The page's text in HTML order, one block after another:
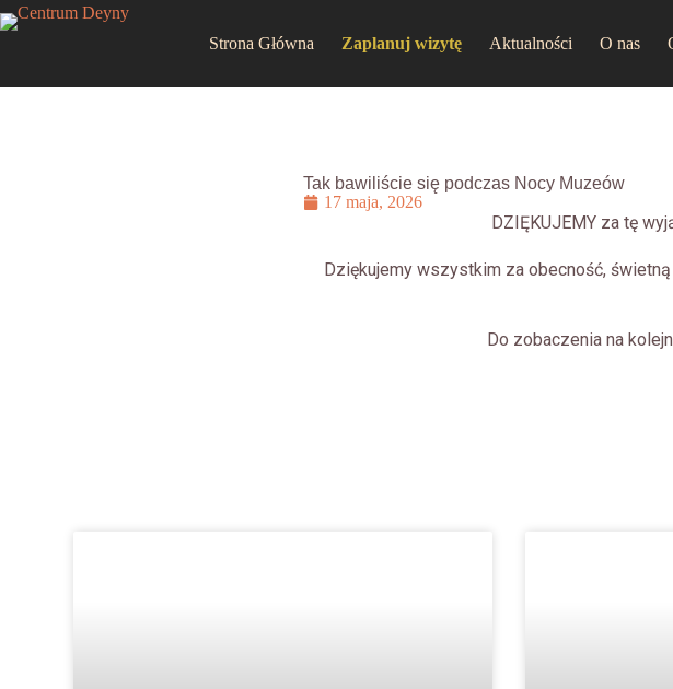
Strona Główna Zaplanuj wizytę Aktualności O nas
Tak bawiliście się podczas Nocy Muzeów
17 maja, 2026
DZIĘKUJEMY za tę
Dziękujemy wszystkim za obecność,
Do zobaczenia na